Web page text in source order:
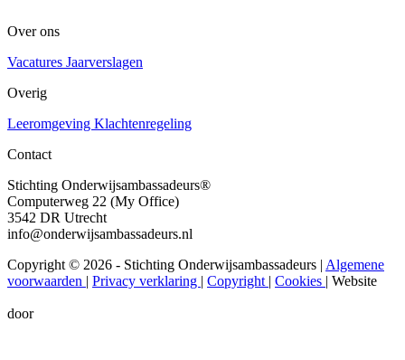
Over ons
Vacatures Jaarverslagen
Overig
Leeromgeving Klachtenregeling
Contact
Stichting Onderwijsambassadeurs®
Computerweg 22 (My Office)
3542 DR Utrecht
info@onderwijsambassadeurs.nl
Copyright © 2026 - Stichting Onderwijsambassadeurs | Algemene
voorwaarden | Privacy verklaring | Copyright | Cookies | Website
door